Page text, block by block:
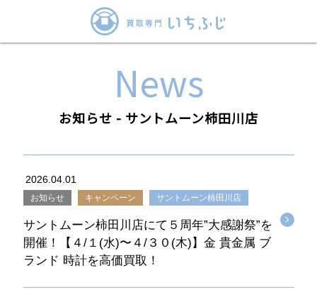
News
お知らせ - サントムーン柿田川店
2026.04.01
お知らせ キャンペーン サントムーン柿田川店
サントムーン柿田川店にて５周年”大感謝祭”を
開催！【４/１(水)〜４/３０(木)】金 貴金属 ブ
ランド 時計を高価買取！